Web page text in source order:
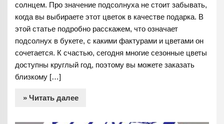
солнцем. Про значение подсолнуха не стоит забывать,
когда вы выбираете этот цветок в качестве подарка. В
этой статье подробно расскажем, что означает
подсолнух в букете, с какими фактурами и цветами он
сочетается. К счастью, сегодня многие сезонные цветы
доступны круглый год, поэтому вы можете заказать
близкому […]
» Читать далее